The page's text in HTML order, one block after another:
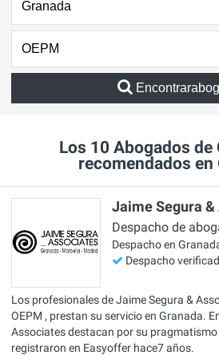
Los 10 Abogados de
recomendados en
Jaime Segura
Despacho de
Despacho en
Despacho
Los profesionales de Jaime Segura &
OEPM , prestan su servicio en Granada.
Associates destacan por su
registraron en Easyoffer hace7 años.